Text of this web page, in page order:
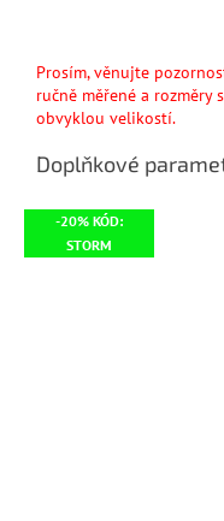
Prosím, věnujte
ručně měřené a rozměry
obvyklou velikostí.
Doplňkové
-20% KÓD:
STORM